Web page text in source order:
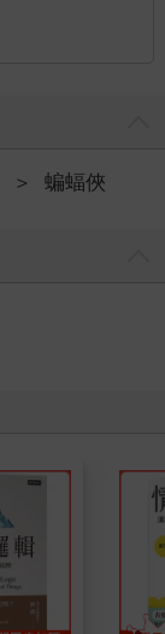
＞ 蝙蝠俠